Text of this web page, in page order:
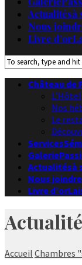
Actualitésà
Nous
Livre d’or
Château de
L’Hôtel
Nos
Le
Services
Galerie
Actualitésà
Nous joindre
Livre d’or
Accueil Chambres